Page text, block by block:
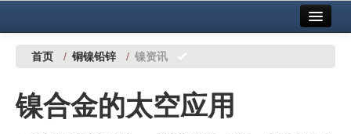
中国有色金属报社主办 广告服务
铜镍铅锌
首页 / 铜镍铅锌 / 镍资讯
镍合金的太空应用